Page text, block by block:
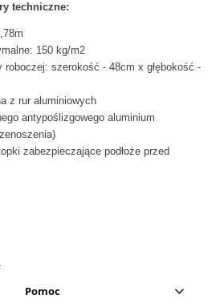
techniczne:
150 kg/m2
roboczej: szerokość - 48cm x głębokość -
z rur aluminiowych
antypoślizgowego aluminium
zabezpieczające podłoże przed
Pomoc